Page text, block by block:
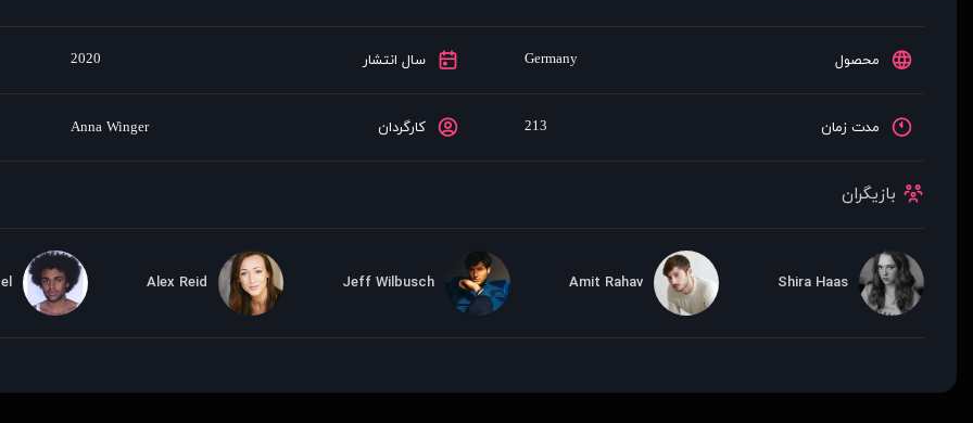
محصول Germany سال انتشار 2020
مدت زمان 213 کارگردان Anna Winger
بازیگران
Shira Haas
Amit Rahav
Jeff Wilbusch
Alex Reid